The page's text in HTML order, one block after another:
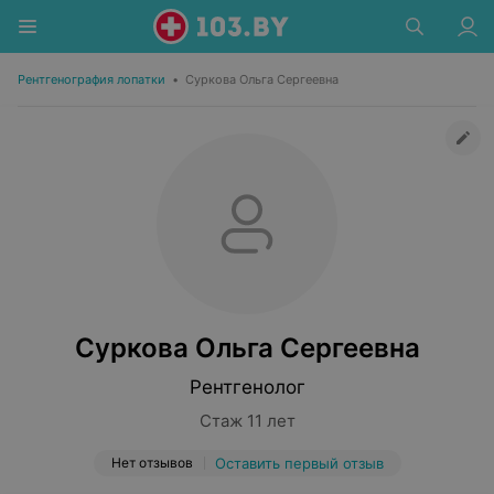
Рентгенография лопатки • Суркова Ольга Сергеевна
Суркова Ольга Сергеевна
Рентгенолог
Стаж 11 лет
Нет отзывов Оставить первый отзыв